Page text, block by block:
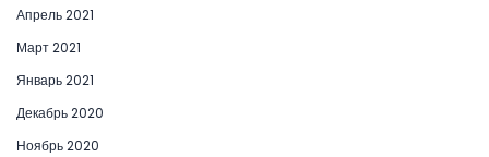
Апрель 2021
Март 2021
Январь 2021
Декабрь 2020
Ноябрь 2020